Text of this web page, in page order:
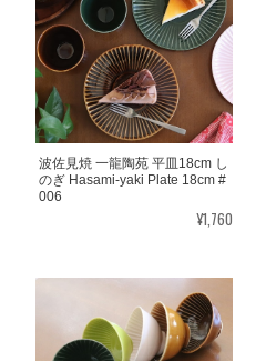
波佐見焼 一龍陶苑 平皿18cm し
のぎ Hasami-yaki Plate 18cm #
006
¥1,760